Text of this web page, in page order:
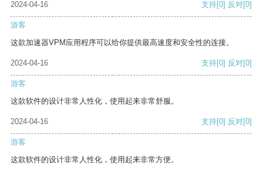
2024-04-16
支持[0] 反对[0]
游客
这款加速器VPM应用程序可以给你提供最高速度和安全性的连接。
2024-04-16 支持[0] 反对[0]
游客
这款软件的设计非常人性化，使用起来非常舒服。
2024-04-16 支持[0] 反对[0]
游客
这款软件的设计非常人性化，使用起来非常方便。